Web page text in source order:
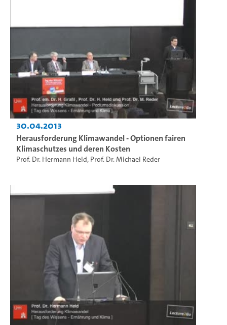
30.04.2013
Herausforderung Klimawandel - Optionen fairen
Klimaschutzes und deren Kosten
Prof. Dr. Hermann Held, Prof. Dr. Michael Reder